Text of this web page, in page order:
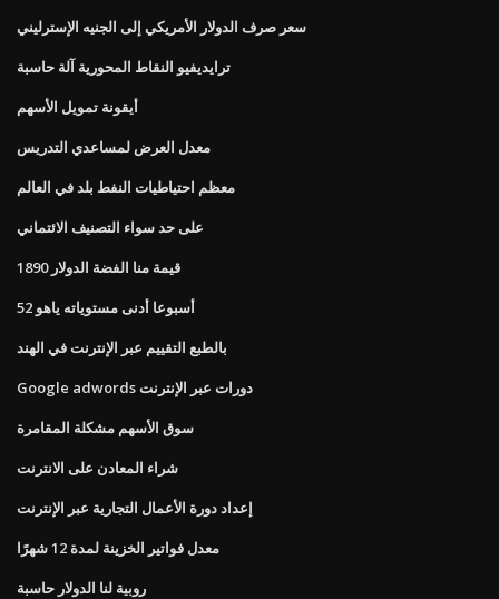
سعر صرف الدولار الأمريكي إلى الجنيه الإسترليني
ترايديفيو النقاط المحورية آلة حاسبة
أيقونة تمويل الأسهم
معدل العرض لمساعدي التدريس
معظم احتياطيات النفط بلد في العالم
على حد سواء التصنيف الائتماني
قيمة منا الفضة الدولار 1890
52 أسبوعا أدنى مستوياته ياهو
بالطبع التقييم عبر الإنترنت في الهند
Google adwords دورات عبر الإنترنت
سوق الأسهم مشكلة المقامرة
شراء المعادن على الانترنت
إعداد دورة الأعمال التجارية عبر الإنترنت
معدل فواتير الخزينة لمدة 12 شهرًا
روبية لنا الدولار حاسبة